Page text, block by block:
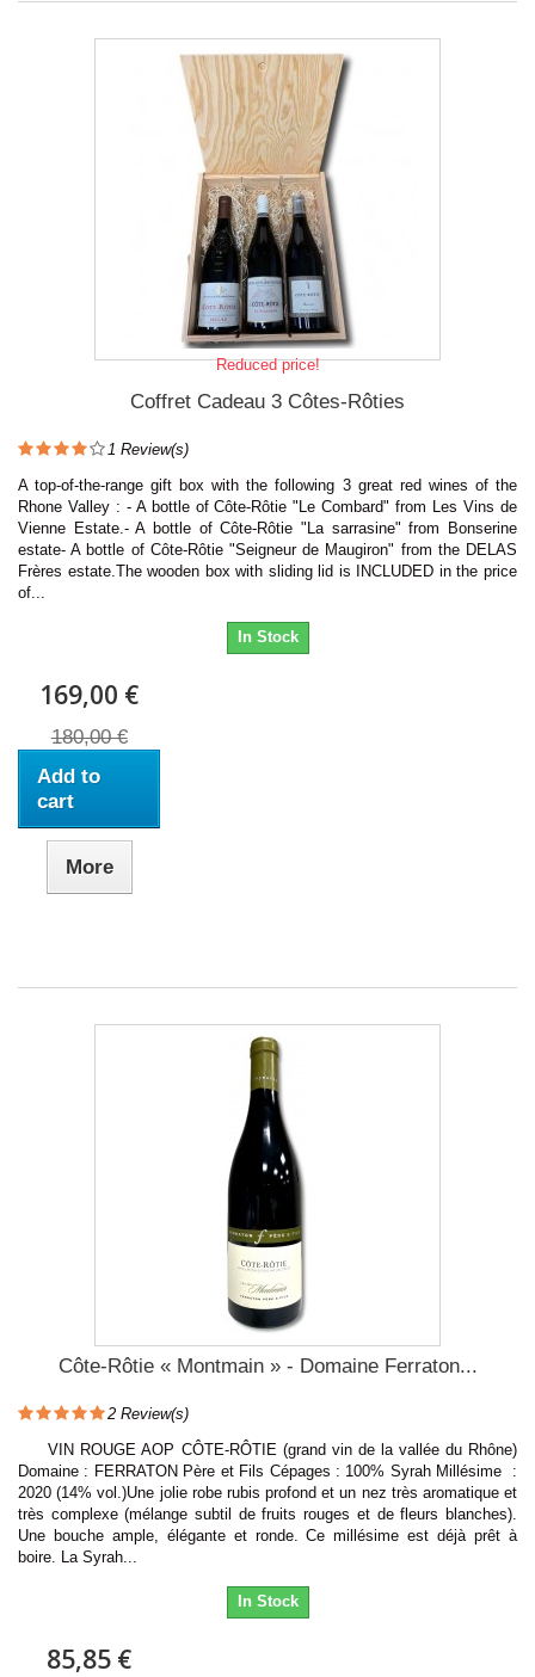
Reduced price!
Coffret Cadeau 3 Côtes-Rôties
1 Review(s)
A top-of-the-range gift box with the following 3 great red wines of the
Rhone Valley : - A bottle of Côte-Rôtie "Le Combard" from Les Vins de
Vienne Estate.- A bottle of Côte-Rôtie "La sarrasine" from Bonserine
estate- A bottle of Côte-Rôtie "Seigneur de Maugiron" from the DELAS
Frères estate.The wooden box with sliding lid is INCLUDED in the price
of...
In Stock
169,00 €
180,00 €
Add to
cart
More
Côte-Rôtie « Montmain » - Domaine Ferraton...
2 Review(s)
VIN ROUGE AOP CÔTE-RÔTIE (grand vin de la vallée du Rhône)
Domaine : FERRATON Père et Fils Cépages : 100% Syrah Millésime :
2020 (14% vol.)Une jolie robe rubis profond et un nez très aromatique et
très complexe (mélange subtil de fruits rouges et de fleurs blanches).
Une bouche ample, élégante et ronde. Ce millésime est déjà prêt à
boire. La Syrah...
In Stock
85,85 €